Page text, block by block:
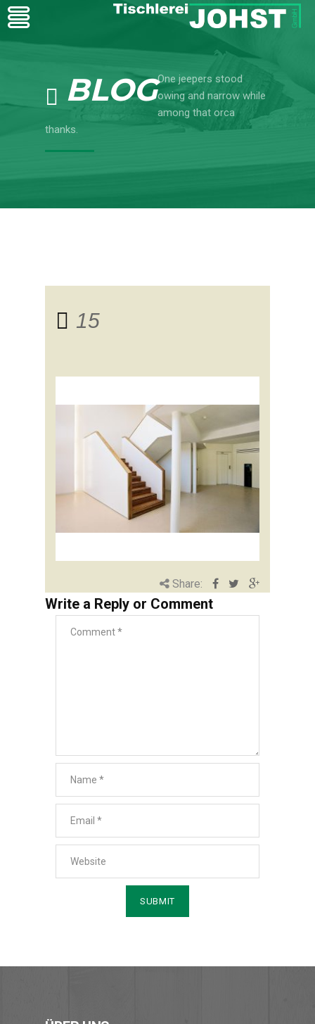
BLOGOne jeepers stood
owing and narrow while
among that orca
thanks.
15
Share:
Write a Reply or Comment